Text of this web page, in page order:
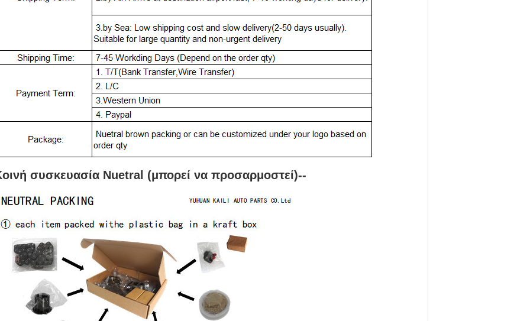
συσκευασία Nuetral (μπορεί να προσαρμοστεί)--